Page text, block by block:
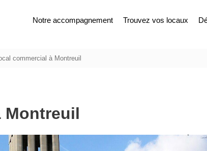
Notre accompagnement Trouvez vos locaux
commercial à Montreuil
Montreuil